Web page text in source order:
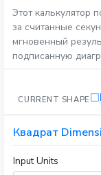
НАУКА
ДРУГИЕ
Этот калькулятор
за считанные
мгновенный
подписанную
CURRENT SHAPE
Квадрат
Input Units